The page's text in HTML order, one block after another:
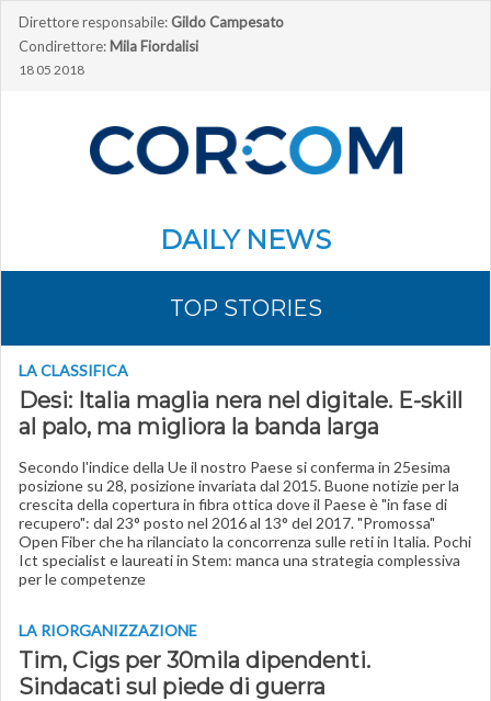
Direttore responsabile:Gildo Campesato
Condirettore: Mila Fiordalisi
18 05 2018
DAILY NEWS
TOP STORIES
LA CLASSIFICA
Desi: Italia maglia nera nel digitale. E-skill
al palo, ma migliora la banda larga
Secondo l'indice della Ue il nostro Paese si conferma in 25esima
posizione su 28, posizione invariata dal 2015. Buone notizie per la
crescita della copertura in fibra ottica dove il Paese è "in fase di
recupero": dal 23° posto nel 2016 al 13° del 2017. "Promossa"
Open Fiber che ha rilanciato la concorrenza sulle reti in Italia. Pochi
Ict specialist e laureati in Stem: manca una strategia complessiva
per le competenze
LA RIORGANIZZAZIONE
Tim, Cigs per 30mila dipendenti.
Sindacati sul piede di guerra